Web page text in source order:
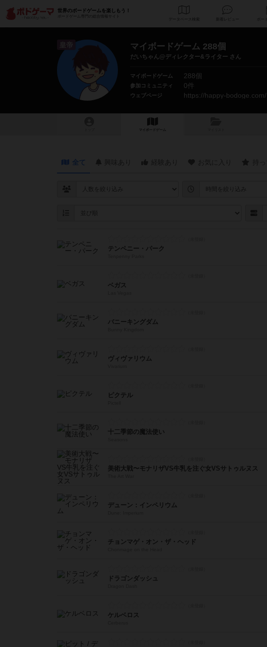
世界のボードゲームを楽しもう！
ボードゲーム専門の総合情報サイト
データベース
皇帝 マイボードゲーム 288個
だいちゃん@ディレクター&ライター さん
マイボードゲーム 288個
参加コミュニティ 0件
ウェブページ https://happy-bodoge.com/
マイボードゲーム
全て
テンペニー・パーク
ベガス
バニーキングダム
ヴィヴァリウム
ピクテル
十二季節の魔法使い
美術大戦〜モナリザVS牛乳を注ぐ女VSサトゥルヌス
デューン：インペリウム
チョンマゲ・オン・ザ・ヘッド
ドラゴンダッシュ
ケルベロス